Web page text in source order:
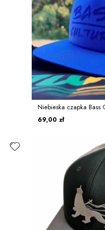
Niebieska czapka Bass
69,00 zł